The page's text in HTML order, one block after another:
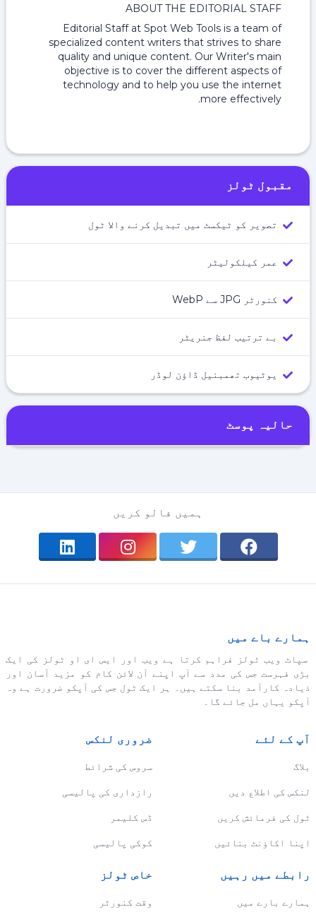
ABOUT THE EDITORIAL STAFF
Editorial Staff at Spot Web Tools is a team of
specialized content writers that strives to share
quality and unique content. Our Writer's main
objective is to cover the different aspects of
technology and to help you use the internet
more effectively.
مقبول ٹولز
تصویر کو ٹیکسٹ میں تبدیل کرنے والا ٹول
عمر کیلکولیٹر
کنورٹر JPG سے WebP
بے ترتیب لفظ جنریٹر
یوٹیوب تھمبنیل ڈاؤن لوڈر
حالیہ پوسٹ
ہمیں فالو کریں
ہمارے باے میں
سپاٹ ویب ٹولز فراہم کرتا ہے ویب اور ایس ای او ٹولز کی ایک
بڑی فہرست جس کی مدد سے آپ اپنے آن لائن کام کو مزید آسان اور
ذیادہ کارآمد بنا سکتے ہیں۔ ہر ایک ٹول جس کی آپکو ضرورت ہے وہ
آپکو یہاں مل جائے گا۔
آپ کے لئے
بلاگ
لنکس کی اطلاع دیں
ٹول کی فرمائش کریں
اپنا اکاؤنٹ بنائیں
ضروری لنکس
سروس کی شرائط
رازداری کی پالیسی
ڈس کلیمر
کوکی پالیسی
رابطے میں رہیں
ہمارے بارے میں
خاص ٹولز
وقت کنورٹر